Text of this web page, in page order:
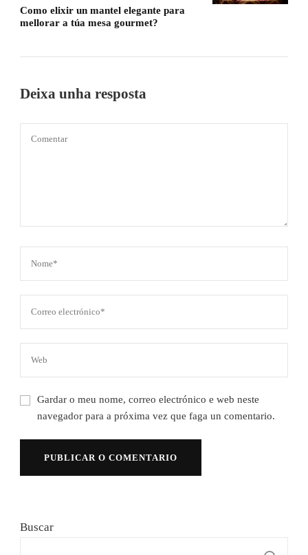
Como elixir un mantel elegante para
mellorar a túa mesa gourmet?
Deixa unha resposta
Gardar o meu nome, correo electrónico e web neste
navegador para a próxima vez que faga un comentario.
Buscar